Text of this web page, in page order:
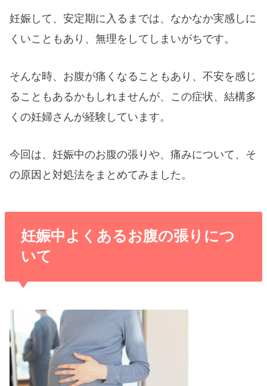
妊娠して、安定期に入るまでは、なかなか実感しに
くいこともあり、無理をしてしまいがちです。
そんな時、お腹が痛くなることもあり、不安を感じ
ることもあるかもしれませんが、この症状、結構多
くの妊婦さんが経験しています。
今回は、妊娠中のお腹の張りや、痛みについて、そ
の原因と対処法をまとめてみました。
妊娠中よくあるお腹の張りにつ
いて